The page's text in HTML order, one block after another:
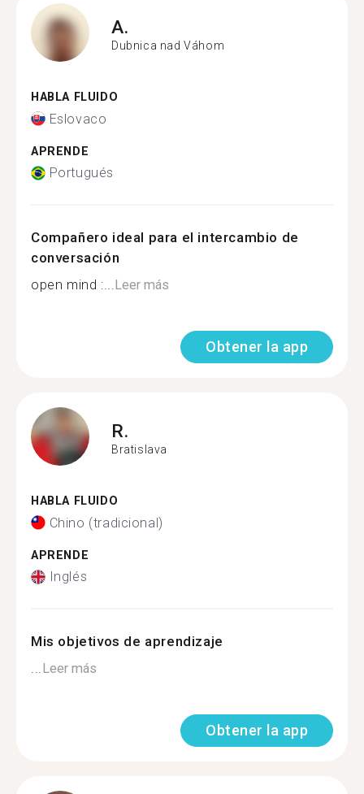
A.
Dubnica nad Váhom
HABLA FLUIDO
Eslovaco
APRENDE
Portugués
Compañero ideal para el intercambio de
conversación
open mind :...Leer más
Obtener la app
R.
Bratislava
HABLA FLUIDO
Chino (tradicional)
APRENDE
Inglés
Mis objetivos de aprendizaje
...Leer más
Obtener la app